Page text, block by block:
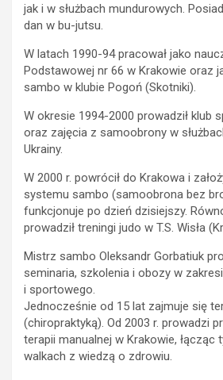
jak i w służbach mundurowych.
dan w bu-jutsu.
W latach 1990-94 pracował jako
Podstawowej nr 66 w Krakowie oraz
sambo w klubie Pogoń (Skotniki).
W okresie 1994-2000 prowadził klub
oraz zajęcia z samoobrony w
Ukrainy.
W 2000 r. powrócił do Krakowa i
systemu sambo (samoobrona bez
funkcjonuje po dzień dzisiejszy.
prowadził treningi judo w T.S. Wisła
Mistrz sambo Oleksandr Gorbatiuk
seminaria, szkolenia i obozy w
i sportowego.
Jednocześnie od 15 lat zajmuje się
(chiropraktyką). Od 2003 r. prowadzi
terapii manualnej w Krakowie, łącząc
walkach z wiedzą o zdrowiu.